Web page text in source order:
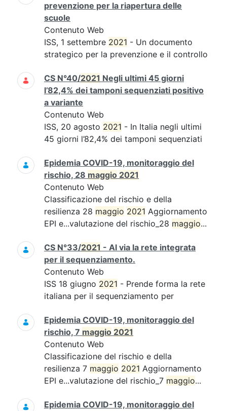
prevenzione per la riapertura delle
scuole
Contenuto Web
ISS, 1 settembre 2021 - Un documento
strategico per la prevenzione e il controllo
CS N°40/2021 Negli ultimi 45 giorni
l’82,4% dei tamponi sequenziati positivo
a variante
Contenuto Web
ISS, 20 agosto 2021 - In Italia negli ultimi
45 giorni l’82,4% dei tamponi sequenziati
Epidemia COVID-19, monitoraggio del
rischio, 28 maggio 2021
Contenuto Web
Classificazione del rischio e della
resilienza 28 maggio 2021 Aggiornamento
EPI e...valutazione del rischio_28 maggio...
CS N°33/2021 - Al via la rete integrata
per il sequenziamento.
Contenuto Web
ISS 18 giugno 2021 - Prende forma la rete
italiana per il sequenziamento per
Epidemia COVID-19, monitoraggio del
rischio, 7 maggio 2021
Contenuto Web
Classificazione del rischio e della
resilienza 7 maggio 2021 Aggiornamento
EPI e...valutazione del rischio_7 maggio...
Epidemia COVID-19, monitoraggio del